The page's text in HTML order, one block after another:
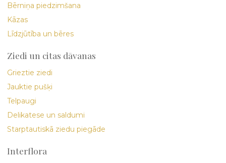
Bērniņa piedzimšana
Kāzas
Līdzjūtība un bēres
Ziedi un citas dāvanas
Grieztie ziedi
Jauktie pušķi
Telpaugi
Delikatese un saldumi
Starptautiskā ziedu piegāde
Interflora